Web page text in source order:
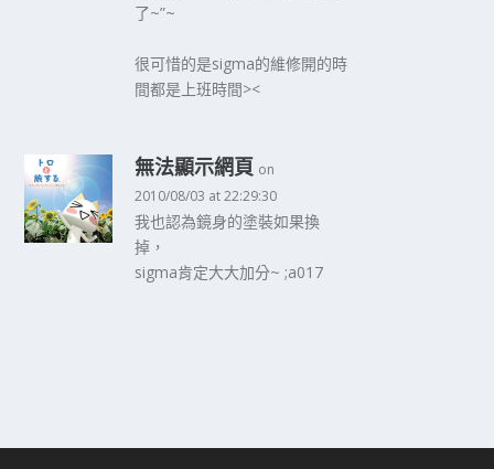
了~”~
很可惜的是sigma的維修開的時
間都是上班時間><
無法顯示網頁 on
2010/08/03 at 22:29:30
我也認為鏡身的塗裝如果換
掉，
sigma肯定大大加分~ ;a017